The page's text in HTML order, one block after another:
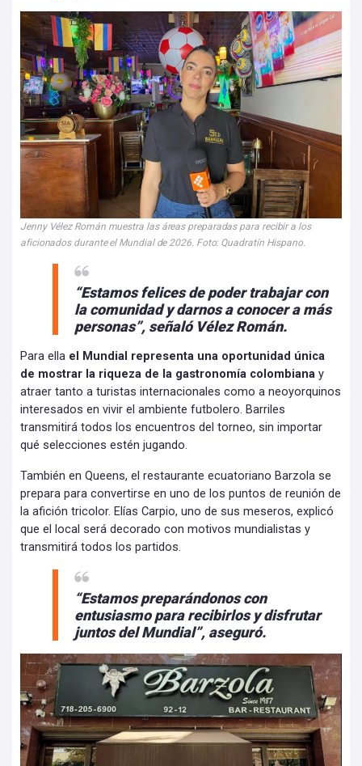
Jenny Vélez Román muestra las áreas preparadas para recibir a los
aficionados durante el Mundial de 2026. Foto: Quadratín Hispano.
“Estamos felices de poder trabajar con
la comunidad y darnos a conocer a más
personas”, señaló Vélez Román.
Para ella el Mundial representa una oportunidad única
de mostrar la riqueza de la gastronomía colombiana y
atraer tanto a turistas internacionales como a neoyorquinos
interesados en vivir el ambiente futbolero. Barriles
transmitirá todos los encuentros del torneo, sin importar
qué selecciones estén jugando.
También en Queens, el restaurante ecuatoriano Barzola se
prepara para convertirse en uno de los puntos de reunión de
la afición tricolor. Elías Carpio, uno de sus meseros, explicó
que el local será decorado con motivos mundialistas y
transmitirá todos los partidos.
“Estamos preparándonos con
entusiasmo para recibirlos y disfrutar
juntos del Mundial”, aseguró.